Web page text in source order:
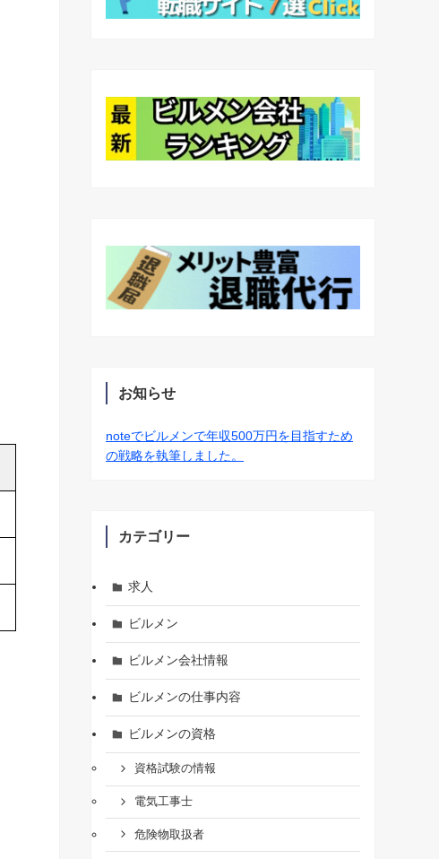
お知らせ
noteでビルメンで年収500万円を目指すため
の戦略を執筆しました。
カテゴリー
求人
ビルメン
ビルメン会社情報
ビルメンの仕事内容
ビルメンの資格
資格試験の情報
電気工事士
危険物取扱者